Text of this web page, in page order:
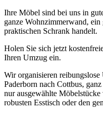
Ihre Möbel sind bei uns in
ganze Wohnzimmerwand,
praktischen Schrank handelt.
Holen Sie sich jetzt
Ihren Umzug ein.
Wir organisieren
Paderborn nach Cottbus,
nur ausgewählte
robusten Esstisch oder den